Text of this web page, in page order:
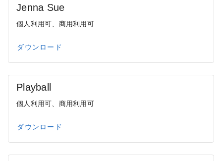
Jenna Sue
個人利用可、商用利用可
ダウンロード
Playball
個人利用可、商用利用可
ダウンロード